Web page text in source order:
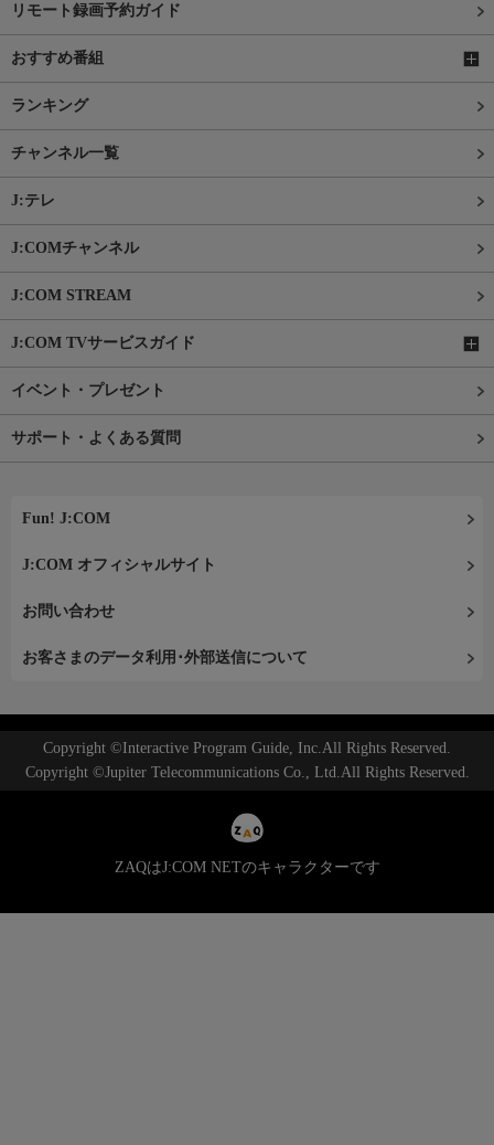
リモート録画予約ガイド
おすすめ番組
ランキング
チャンネル一覧
J:テレ
J:COMチャンネル
J:COM STREAM
J:COM TVサービスガイド
イベント・プレゼント
サポート・よくある質問
Fun! J:COM
J:COM オフィシャルサイト
お問い合わせ
お客さまのデータ利用･外部送信について
Copyright ©Interactive Program Guide, Inc.All Rights Reserved.
Copyright ©Jupiter Telecommunications Co., Ltd.All Rights Reserved.
ZAQはJ:COM NETのキャラクターです